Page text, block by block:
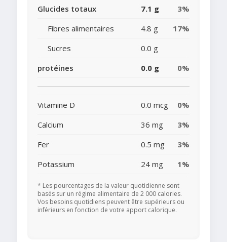
Glucides totaux
7.1 g
3%
Fibres alimentaires
4.8 g
17%
Sucres
0.0 g
protéines
0.0 g 0%
Vitamine D 0.0 mcg
0%
Calcium
36 mg
3%
Fer
0.5 mg
3%
Potassium
24 mg 1%
* Les pourcentages de la valeur quotidienne sont
basés sur un régime alimentaire de 2 000 calories.
Vos besoins quotidiens peuvent être supérieurs ou
inférieurs en fonction de votre apport calorique.